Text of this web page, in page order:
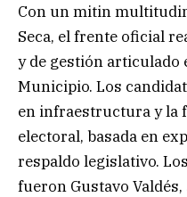
Con un mitin
Seca, el frente oficial
y de gestión articulado
Municipio. Los
en infraestructura y la
electoral, basada en
respaldo legislativo.
fueron Gustavo Valdés,